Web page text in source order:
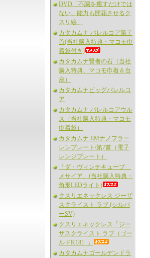
DVD「不調を癒すだけでは
ない、能力も開花させるク
スリ絵」
カタカムナ バレルコア第７
首(当社購入特典・マコモ巾
着袋付き)
カタカムナ賢者の石（当社
購入特典、マコモ巾着＆台
座）
カタカムナビッグバレルコ
ア
カタカムナ バレルコアウル
ス（当社購入特典・マコモ
巾着袋）
カタカムナ EMナノフラー
レンプレート/第7首（電子
レンジプレート）
「ダ・ヴィンチキューブ
メサイア」(当社購入特典・
角形LEDライト)
クスリエネックレス ジーザ
スクライスト ラブ (シルバ
ーSV)
クスリエネックレス「ジー
ザスクライスト ラブ（ゴー
ルドK18）」
カタカムナゴールデンドラ